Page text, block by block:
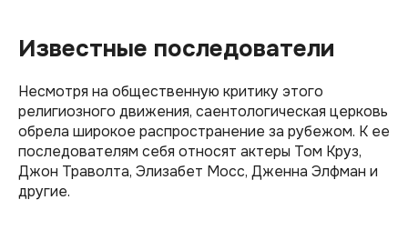
Известные последователи
Несмотря на общественную критику этого
религиозного движения, саентологическая церковь
обрела широкое распространение за рубежом. К ее
последователям себя относят актеры Том Круз,
Джон Траволта, Элизабет Мосс, Дженна Элфман и
другие.